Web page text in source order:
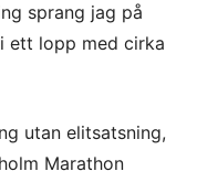
sprang jag på
ett lopp med cirka
utan elitsatsning,
Marathon